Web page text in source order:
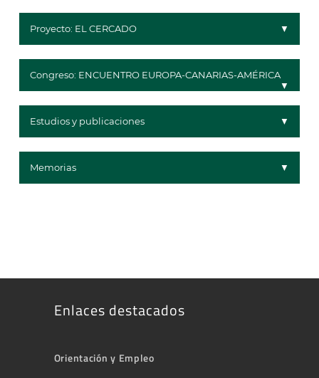
Proyecto: EL CERCADO
Congreso: ENCUENTRO EUROPA-CANARIAS-AMÉRICA
Estudios y publicaciones
Memorias
Enlaces destacados
Orientación y Empleo